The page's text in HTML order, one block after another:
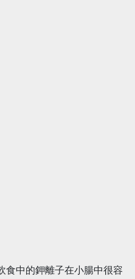
食中的鉀離子在小腸中很容